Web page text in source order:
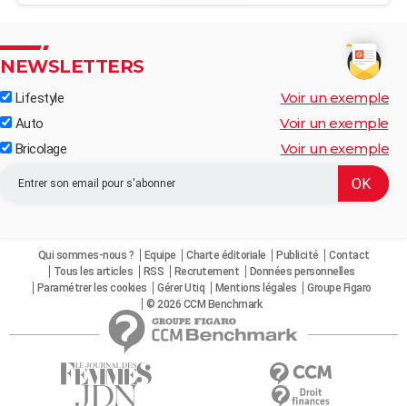
NEWSLETTERS
Lifestyle Voir un exemple
Auto Voir un exemple
Bricolage Voir un exemple
Qui sommes-nous ? Equipe Charte éditoriale Publicité
Contact
Tous les articles
RSS Recrutement
Données personnelles
Paramétrer les cookies
Gérer Utiq Mentions légales
Groupe Figaro
© 2026 CCM Benchmark